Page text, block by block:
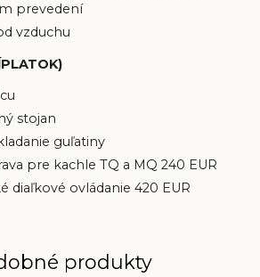
prevedení
vzduchu
stojan
guľatiny
pre kachle TQ a MQ 240 EUR
diaľkové ovládanie 420 EUR
produkty